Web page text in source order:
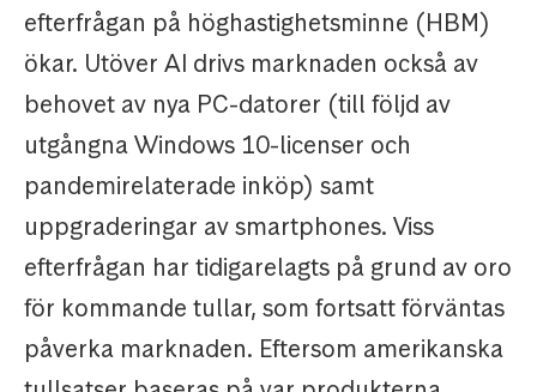
efterfrågan på höghastighetsminne (HBM)
ökar. Utöver AI drivs marknaden också av
behovet av nya PC-datorer (till följd av
utgångna Windows 10-licenser och
pandemirelaterade inköp) samt
uppgraderingar av smartphones. Viss
efterfrågan har tidigarelagts på grund av oro
för kommande tullar, som fortsatt förväntas
påverka marknaden. Eftersom amerikanska